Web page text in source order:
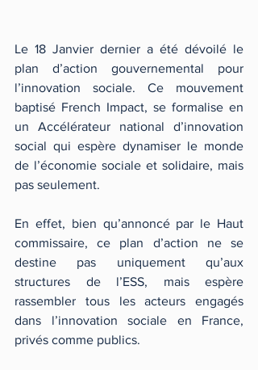
Le 18 Janvier dernier a été dévoilé le
plan d’action gouvernemental pour
l’innovation sociale. Ce mouvement
baptisé French Impact, se formalise en
un Accélérateur national d’innovation
social qui espère dynamiser le monde
de l’économie sociale et solidaire, mais
pas seulement.
En effet, bien qu’annoncé par le Haut
commissaire, ce plan d’action ne se
destine pas uniquement qu’aux
structures de l’ESS, mais espère
rassembler tous les acteurs engagés
dans l’innovation sociale en France,
privés comme publics.